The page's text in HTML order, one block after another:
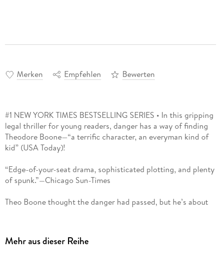
Merken Empfehlen Bewerten
#1 NEW YORK TIMES BESTSELLING SERIES • In this gripping
legal thriller for young readers, danger has a way of finding
Theodore Boone—“a terrific character, an everyman kind of
kid” (USA Today)!
“Edge-of-your-seat drama, sophisticated plotting, and plenty
of spunk.”—Chicago Sun-Times
Theo Boone thought the danger had passed, but he’s about
and was never seen again. Theo’s quick thinking helps bring
Mehr aus dieser Reihe